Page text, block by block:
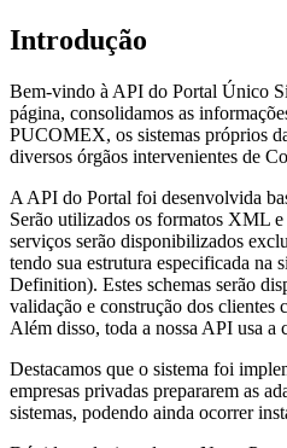
Introdução
Bem-vindo à API do Portal Único
página, consolidamos as
PUCOMEX, os sistemas próprios
diversos órgãos intervenientes de
A API do Portal foi desenvolvida
Serão utilizados os formatos XML
serviços serão disponibilizados
tendo sua estrutura especificada
Definition). Estes schemas serão
validação e construção dos clientes
Além disso, toda a nossa API usa
Destacamos que o sistema foi
empresas privadas prepararem as
sistemas, podendo ainda ocorrer